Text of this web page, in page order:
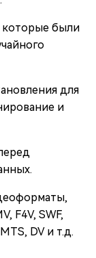
которые были
для
и
F4V, SWF,
DV и т.д.